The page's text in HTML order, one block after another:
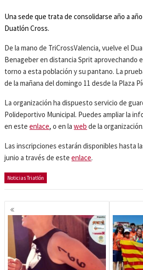
Una sede que trata de consolidarse año a
Duatlón Cross.
De la mano de TriCrossValencia, vuelve el
Benageber en distancia Sprit aprovechando
torno a esta población y su pantano. La
de la mañana del domingo 11 desde la Plaza
La organización ha dispuesto servicio de
Polideportivo Municipal. Puedes ampliar la
en esteenlace, o en laweb de la organización.
Las inscripciones estarán disponibles hasta
junio a través de esteenlace.
Noticias Triatlón
Navegación
de
entradas